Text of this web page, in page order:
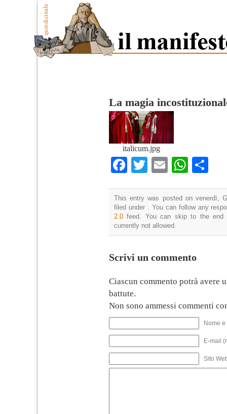
La magia
italicum.jpg
Facebook
TwitterEmail
This entry was posted on venerdì,
filed under . You can follow any
2.0 feed. You can skip to the end
currently not allowed.
Scrivi un commento
Ciascun commento potrà avere
battute.
Non sono ammessi commenti
Nome
E-mail
Sito